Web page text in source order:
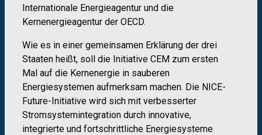
Internationale Energieagentur und die
Kernenergieagentur der OECD.
Wie es in einer gemeinsamen Erklärung der drei
Staaten heißt, soll die Initiative CEM zum ersten
Mal auf die Kernenergie in sauberen
Energiesystemen aufmerksam machen. Die NICE-
Future-Initiative wird sich mit verbesserter
Stromsystemintegration durch innovative,
integrierte und fortschrittliche Energiesysteme